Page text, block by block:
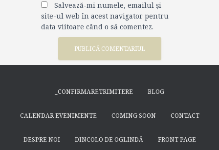
Salvează-mi numele, emailul și
site-ul web în acest navigator pentru
data viitoare când o să comentez.
_CONFIRMARETRIMITERE BLOG
CALENDAR EVENIMENTE COMING SOON CONTACT
DESPRE NOI DINCOLO DE OGLINDĂ FRONT PAGE